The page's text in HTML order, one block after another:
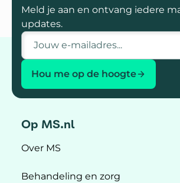
Meld je aan en ontvang iedere
updates.
E-mailadres
Hou me op de hoogte
Op MS.nl
Over MS
Behandeling en zorg